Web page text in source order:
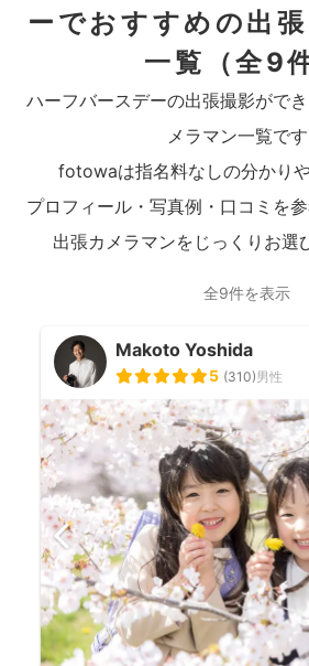
ーでおすすめの出
一覧
（全9
ハーフバースデーの出張撮影がで
メラマン一覧です
fotowaは指名料なしの分かり
プロフィール・写真例・口コミを
出張カメラマンをじっくりお選
全9件を表示
Makoto Yoshida
5 (310)男性